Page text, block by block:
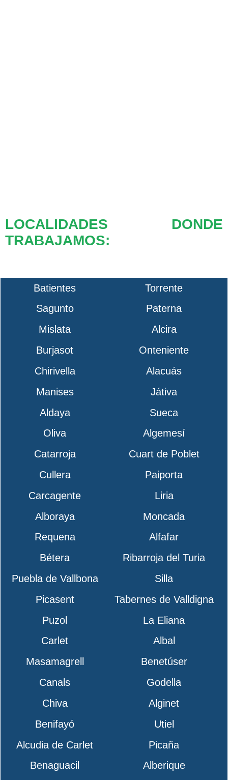
LOCALIDADES DONDE
TRABAJAMOS:
Batientes
Torrente
Sagunto
Paterna
Mislata
Alcira
Burjasot
Onteniente
Chirivella
Alacuás
Manises
Játiva
Aldaya
Sueca
Oliva
Algemesí
Catarroja
Cuart de Poblet
Cullera
Paiporta
Carcagente
Liria
Alboraya
Moncada
Requena
Alfafar
Bétera
Ribarroja del Turia
Puebla de Vallbona
Silla
Picasent
Tabernes de Valldigna
Puzol
La Eliana
Carlet
Albal
Masamagrell
Benetúser
Canals
Godella
Chiva
Alginet
Benifayó
Utiel
Alcudia de Carlet
Picaña
Benaguacil
Alberique